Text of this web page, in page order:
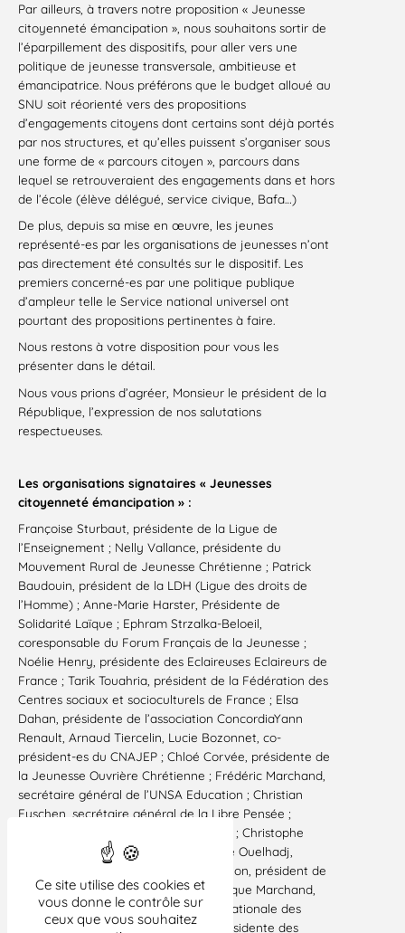
Ce site utilise des cookies et
vous donne le contrôle sur
ceux que vous souhaitez
Par ailleurs, à travers notre proposition « Jeunesse
citoyenneté émancipation », nous souhaitons sortir de
l’éparpillement des dispositifs, pour aller vers une
politique de jeunesse transversale, ambitieuse et
émancipatrice. Nous préférons que le budget alloué au
SNU soit réorienté vers des propositions
d’engagements citoyens dont certains sont déjà portés
par nos structures, et qu’elles puissent s’organiser sous
une forme de « parcours citoyen », parcours dans
lequel se retrouveraient des engagements dans et hors
de l’école (élève délégué, service civique, Bafa…)
De plus, depuis sa mise en œuvre, les jeunes
représenté-es par les organisations de jeunesses n’ont
pas directement été consultés sur le dispositif. Les
premiers concerné-es par une politique publique
d’ampleur telle le Service national universel ont
pourtant des propositions pertinentes à faire.
Nous restons à votre disposition pour vous les
présenter dans le détail.
Nous vous prions d’agréer, Monsieur le président de la
République, l’expression de nos salutations
respectueuses.
Les organisations signataires « Jeunesses
citoyenneté émancipation » :
Françoise Sturbaut, présidente de la Ligue de
l’Enseignement ; Nelly Vallance, présidente du
Mouvement Rural de Jeunesse Chrétienne ; Patrick
Baudouin, président de la LDH (Ligue des droits de
l’Homme) ; Anne-Marie Harster, Présidente de
Solidarité Laïque ; Ephram Strzalka-Beloeil,
coresponsable du Forum Français de la Jeunesse ;
Noélie Henry, présidente des Eclaireuses Eclaireurs de
France ; Tarik Touahria, président de la Fédération des
Centres sociaux et socioculturels de France ; Elsa
Dahan, présidente de l’association ConcordiaYann
Renault, Arnaud Tiercelin, Lucie Bozonnet, co-
président-es du CNAJEP ; Chloé Corvée, présidente de
la Jeunesse Ouvrière Chrétienne ; Frédéric Marchand,
secrétaire général de l’UNSA Education ; Christian
Eyschen, secrétaire général de la Libre Pensée ;
Philippe Mérieu, président des CEMEA ; Christophe
Gaydier, président d’Animafac ; Imane Ouelhadj,
présidente de l’UNEF ; Etienne Matignon, président de
la FAGE ; Nathalie Monteiro et Véronique Marchand,
co-présidentes de la Confédération Nationale des
Foyers Ruraux ; Suzanne Chevrel, présidente des